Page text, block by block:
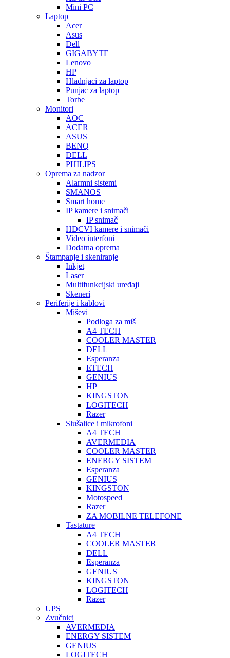
Mini PC
Laptop
Acer
Asus
Dell
GIGABYTE
Lenovo
HP
Hladnjaci za laptop
Punjac za laptop
Torbe
Monitori
AOC
ACER
ASUS
BENQ
DELL
PHILIPS
Oprema za nadzor
Alarmni sistemi
SMANOS
Smart home
IP kamere i snimači
IP snimač
HDCVI kamere i snimači
Video interfoni
Dodatna oprema
Štampanje i skeniranje
Inkjet
Laser
Multifunkcijski uređaji
Skeneri
Periferije i kablovi
Miševi
Podloga za miš
A4 TECH
COOLER MASTER
DELL
Esperanza
ETECH
GENIUS
HP
KINGSTON
LOGITECH
Razer
Slušalice i mikrofoni
A4 TECH
AVERMEDIA
COOLER MASTER
ENERGY SISTEM
Esperanza
GENIUS
KINGSTON
Motospeed
Razer
ZA MOBILNE TELEFONE
Tastature
A4 TECH
COOLER MASTER
DELL
Esperanza
GENIUS
KINGSTON
LOGITECH
Razer
UPS
Zvučnici
AVERMEDIA
ENERGY SISTEM
GENIUS
LOGITECH